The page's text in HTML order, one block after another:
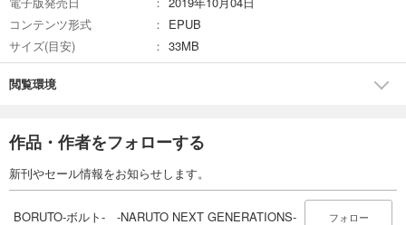
コンテンツ形式
EPUB
サイズ(目安)
33MB
閲覧環境
作品・作者をフォローする
新刊やセール情報をお知らせします。
BORUTO-ボルト- -NARUTO NEXT GENERATIONS- フォロー